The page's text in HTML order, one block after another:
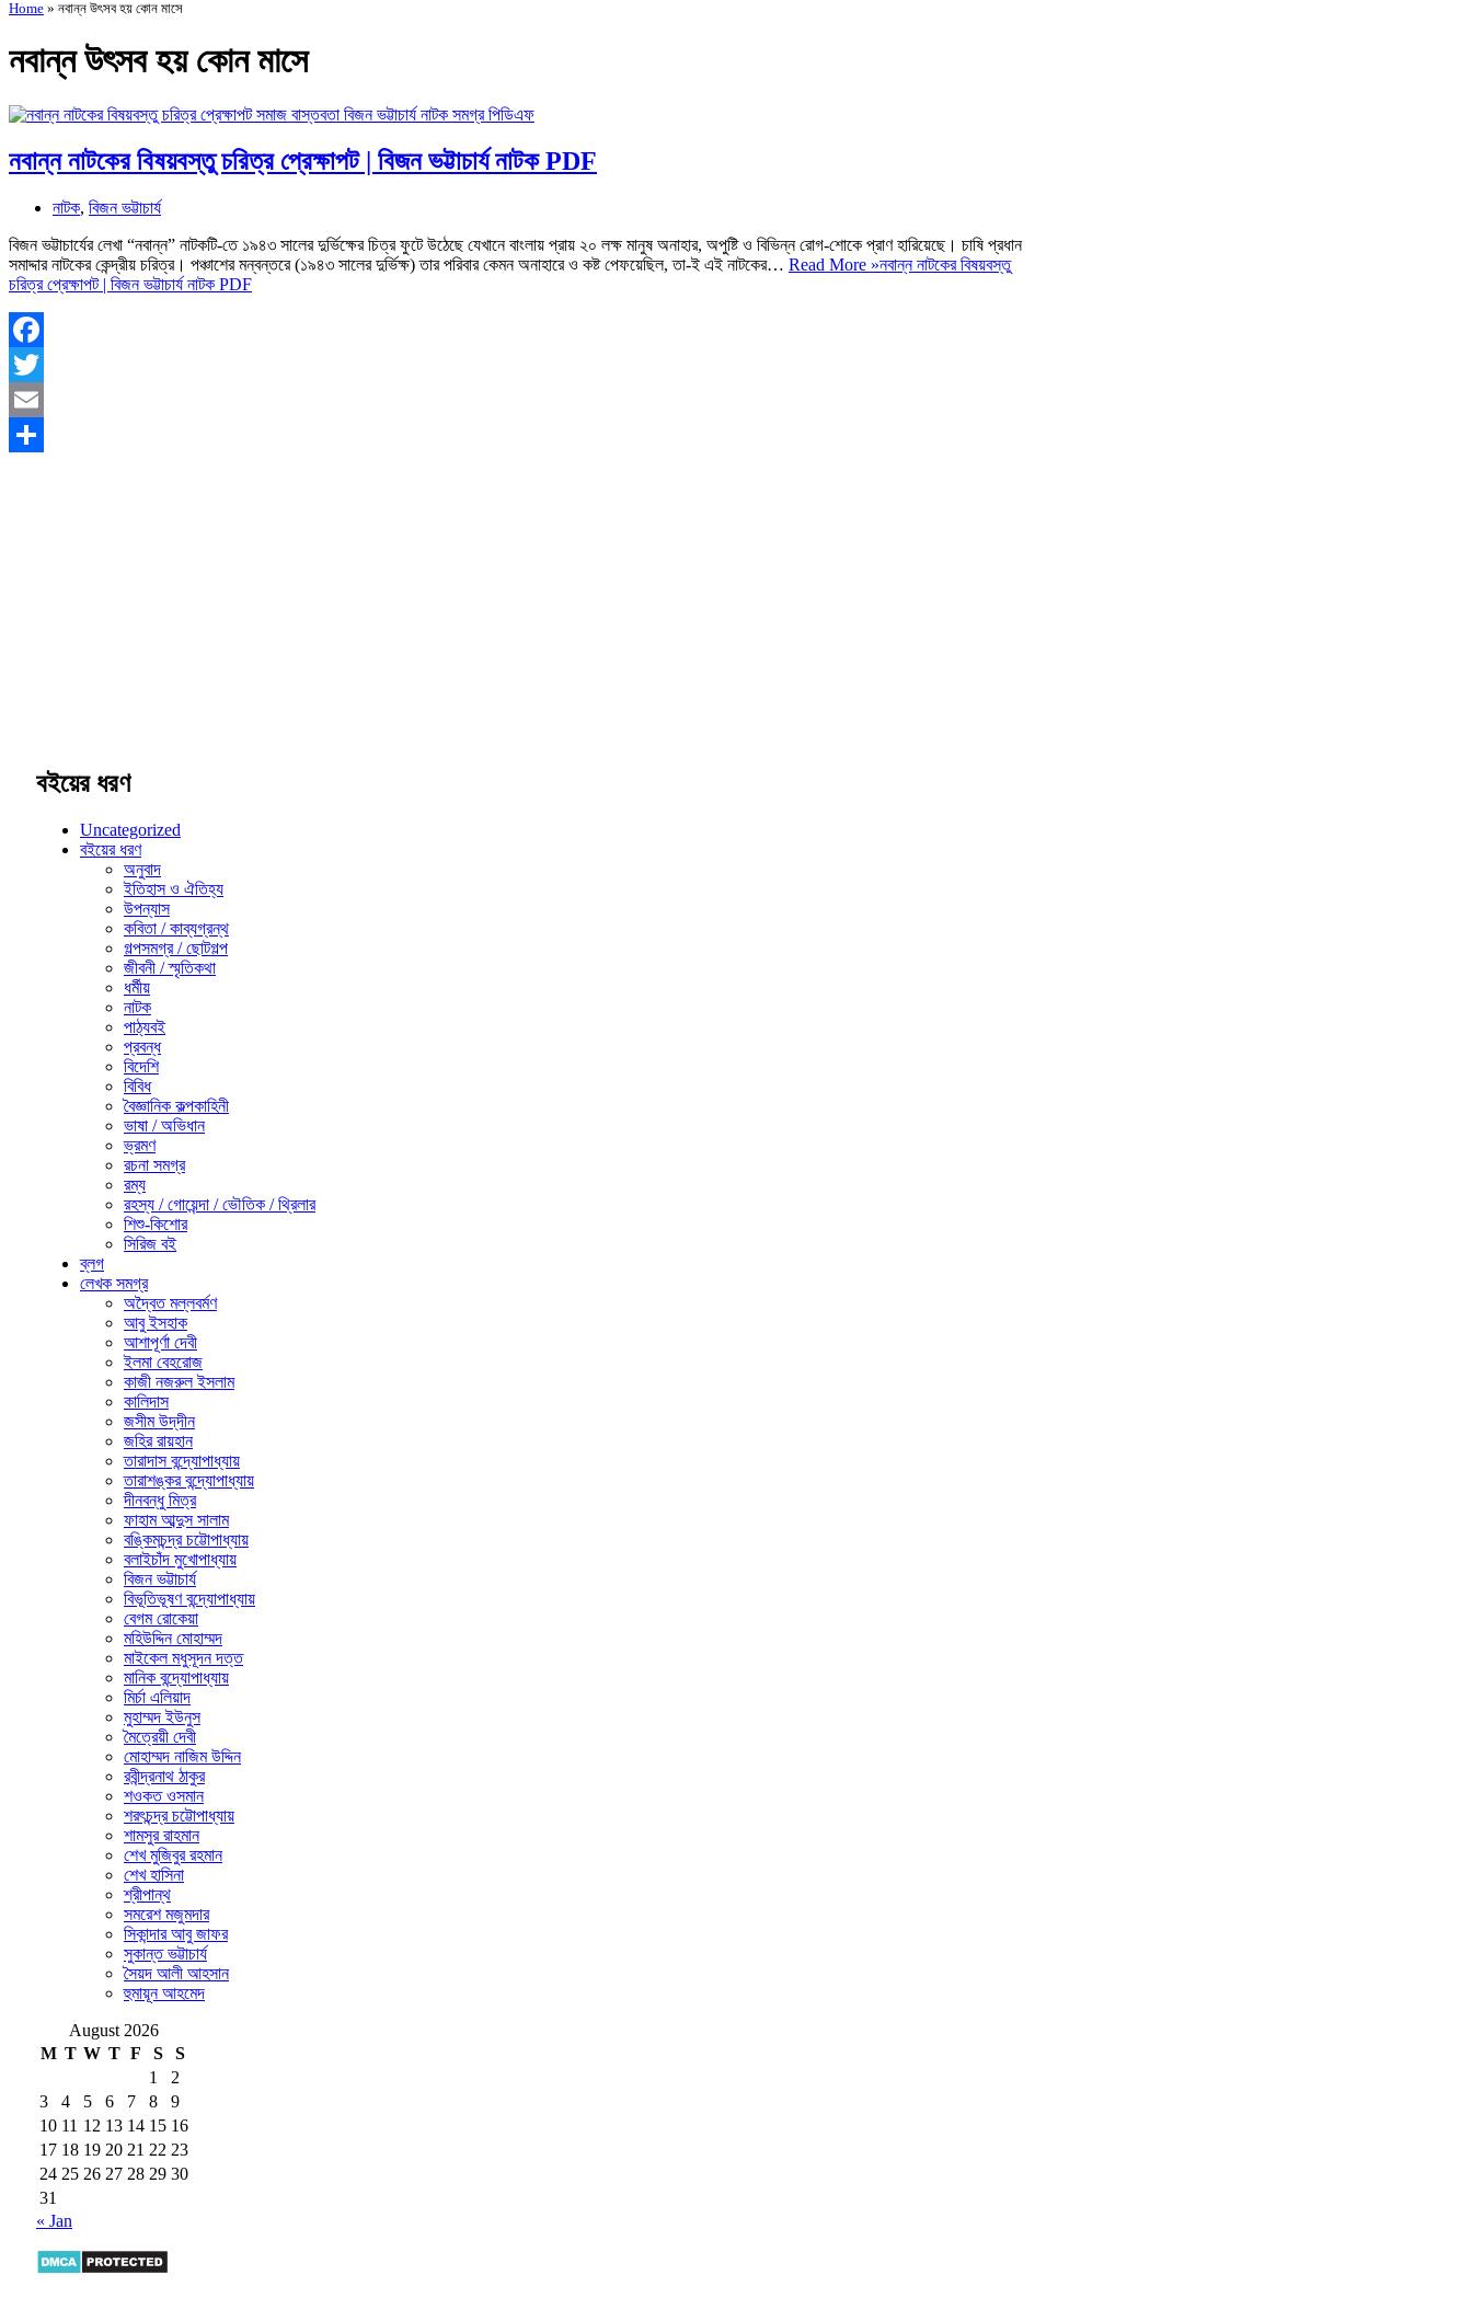
Home » নবান্ন উৎসব হয় কোন মাসে
নবান্ন উৎসব হয় কোন মাসে
নবান্ন নাটকের বিষয়বস্তু চরিত্র প্রেক্ষাপট | বিজন ভট্টাচার্য নাটক PDF
নাটক, বিজন ভট্টাচার্য
বিজন ভট্টাচার্যের লেখা “নবান্ন” নাটকটি-তে ১৯৪৩ সালের দুর্ভিক্ষের চিত্র ফুটে উঠেছে যেখানে বাংলায় প্রায় ২০ লক্ষ মানুষ অনাহার, অপুষ্টি ও বিভিন্ন রোগ-শোকে প্রাণ হারিয়েছে। চাষি প্রধান
সমাদ্দার নাটকের কেন্দ্রীয় চরিত্র। পঞ্চাশের মন্বন্তরে (১৯৪৩ সালের দুর্ভিক্ষ) তার পরিবার কেমন অনাহারে ও কষ্ট পেফয়েছিল, তা-ই এই নাটকের… Read More »নবান্ন নাটকের বিষয়বস্তু
চরিত্র প্রেক্ষাপট | বিজন ভট্টাচার্য নাটক PDF
Facebook
Twitter
Email
বইয়ের ধরণ
Uncategorized
বইয়ের ধরণ
অনুবাদ
ইতিহাস ও ঐতিহ্য
উপন্যাস
কবিতা / কাব্যগ্রন্থ
গল্পসমগ্র / ছোটগল্প
জীবনী / স্মৃতিকথা
ধর্মীয়
নাটক
পাঠ্যবই
প্রবন্ধ
বিদেশি
বিবিধ
বৈজ্ঞানিক কল্পকাহিনী
ভাষা / অভিধান
ভ্রমণ
রচনা সমগ্র
রম্য
রহস্য / গোয়েন্দা / ভৌতিক / থ্রিলার
শিশু-কিশোর
সিরিজ বই
ব্লগ
লেখক সমগ্র
অদ্বৈত মল্লবর্মণ
আবু ইসহাক
আশাপূর্ণা দেবী
ইলমা বেহরোজ
কাজী নজরুল ইসলাম
কালিদাস
জসীম উদ্‌দীন
জহির রায়হান
তারাদাস বন্দ্যোপাধ্যায়
তারাশঙ্কর বন্দ্যোপাধ্যায়
দীনবন্ধু মিত্র
ফাহাম আব্দুস সালাম
বঙ্কিমচন্দ্র চট্টোপাধ্যায়
বলাইচাঁদ মুখোপাধ্যায়
বিজন ভট্টাচার্য
বিভূতিভূষণ বন্দ্যোপাধ্যায়
বেগম রোকেয়া
মহিউদ্দিন মোহাম্মদ
মাইকেল মধুসূদন দত্ত
মানিক বন্দ্যোপাধ্যায়
মির্চা এলিয়াদ
মুহাম্মদ ইউনুস
মৈত্রেয়ী দেবী
মোহাম্মদ নাজিম উদ্দিন
রবীন্দ্রনাথ ঠাকুর
শওকত ওসমান
শরৎচন্দ্র চট্টোপাধ্যায়
শামসুর রাহমান
শেখ মুজিবুর রহমান
শেখ হাসিনা
শ্রীপান্থ
সমরেশ মজুমদার
সিকান্দার আবু জাফর
সুকান্ত ভট্টাচার্য
সৈয়দ আলী আহসান
হুমায়ূন আহমেদ
August 2026
M T W T F S
S
1
2
3
4 5 6 7 8
9
10 11 12 13 14 15 16
17 18 19 20 21 22 23
24 25 26 27 28 29 30
31
« Jan